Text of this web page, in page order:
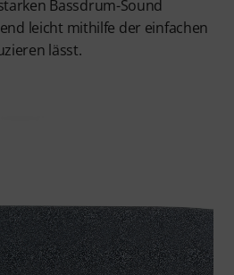
Bassdrum-Sound
leicht mithilfe der einfachen
lässt.